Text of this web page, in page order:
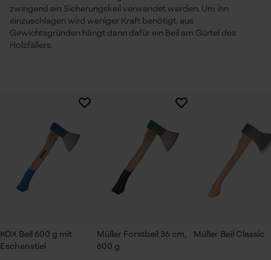
zwingend ein Sicherungskeil verwendet werden. Um ihn
einzuschlagen wird weniger Kraft benötigt, aus
Gewichtsgründen hängt dann dafür ein Beil am Gürtel des
Holzfällers.
KOX Beil 600 g mit
Eschenstiel
Müller Forstbeil 36 cm,
600 g
Müller Beil Classic
Statistik Cookies
Mouseflow Web Analytics Tool
Fact-Finder Tracking
Loop54 Personalization